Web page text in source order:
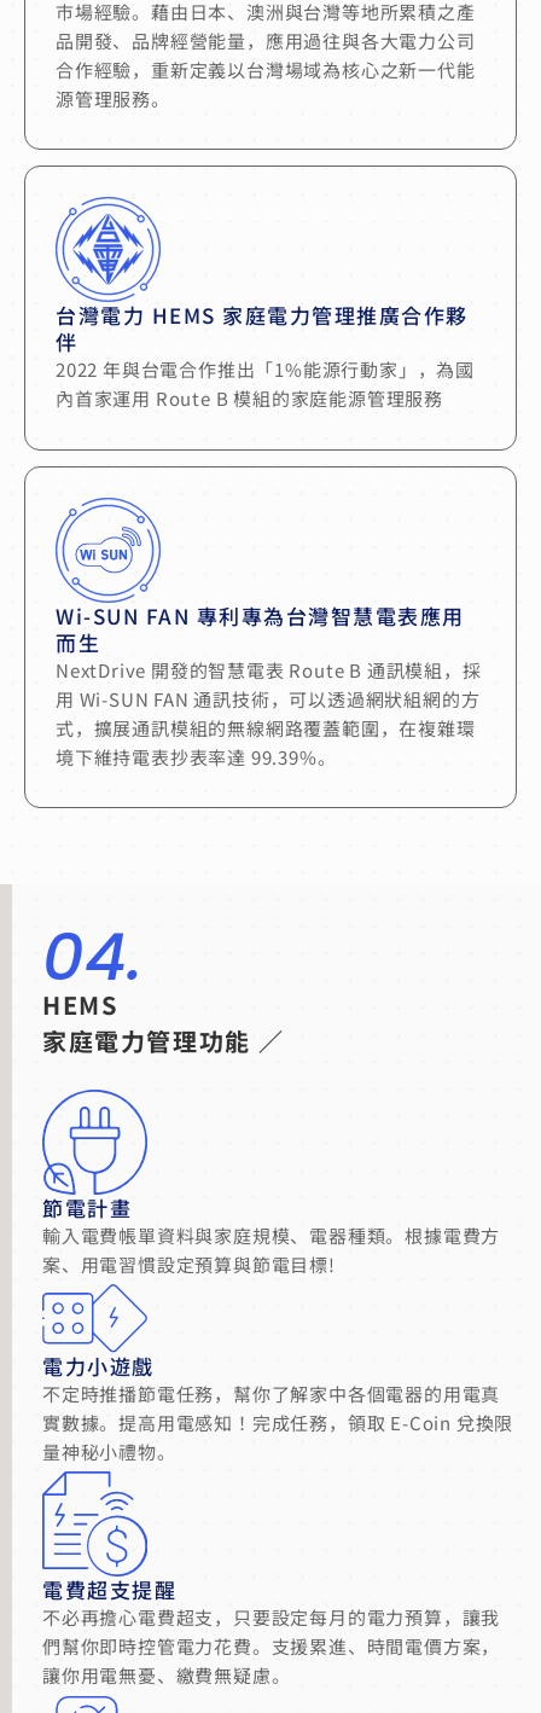
市場經驗。藉由日本、澳洲與台灣等地所累積之產
品開發、品牌經營能量，應用過往與各大電力公司
合作經驗，重新定義以台灣場域為核心之新一代能
源管理服務。
台灣電力 HEMS 家庭電力管理推廣合作夥
伴
2022 年與台電合作推出「1%能源行動家」，為國
內首家運用 Route B 模組的家庭能源管理服務
Wi-SUN FAN 專利專為台灣智慧電表應用
而生
NextDrive 開發的智慧電表 Route B 通訊模組，採
用 Wi-SUN FAN 通訊技術，可以透過網狀組網的方
式，擴展通訊模組的無線網路覆蓋範圍，在複雜環
境下維持電表抄表率達 99.39%。
04.
HEMS
家庭電力管理功能 ／
節電計畫
輸入電費帳單資料與家庭規模、電器種類。根據電費方
案、用電習慣設定預算與節電目標!
電力小遊戲
不定時推播節電任務，幫你了解家中各個電器的用電真
實數據。提高用電感知！完成任務，領取 E-Coin 兌換限
量神秘小禮物。
電費超支提醒
不必再擔心電費超支，只要設定每月的電力預算，讓我
們幫你即時控管電力花費。支援累進、時間電價方案，
讓你用電無憂、繳費無疑慮。